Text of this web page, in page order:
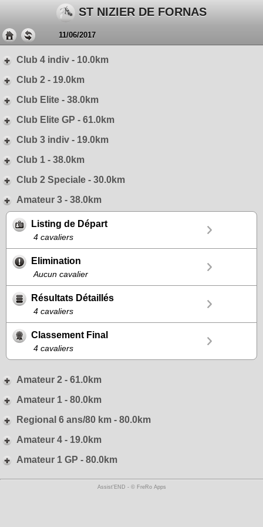
ST NIZIER DE FORNAS
11/06/2017
Club 4 indiv - 10.0km
Club 2 - 19.0km
Club Elite - 38.0km
Club Elite GP - 61.0km
Club 3 indiv - 19.0km
Club 1 - 38.0km
Club 2 Speciale - 30.0km
Amateur 3 - 38.0km
Listing de Départ
4 cavaliers
Elimination
Aucun cavalier
Résultats Détaillés
4 cavaliers
Classement Final
4 cavaliers
Amateur 2 - 61.0km
Amateur 1 - 80.0km
Regional 6 ans/80 km - 80.0km
Amateur 4 - 19.0km
Amateur 1 GP - 80.0km
Assist'END - © FreRo Apps